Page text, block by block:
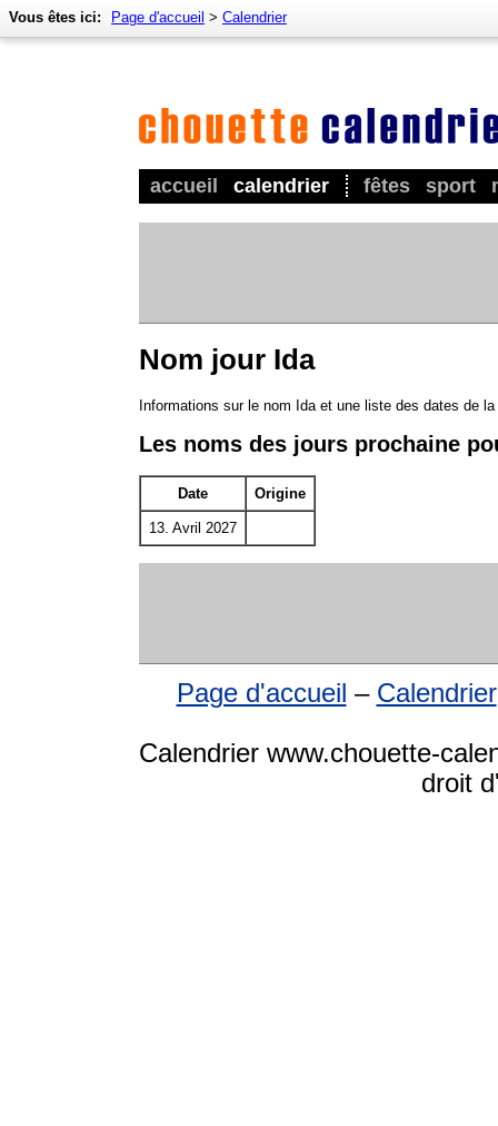
accueil calendrier fêtes sport
Vous êtes ici: Page d'accueil > Calendrier
Nom jour Ida
Informations sur le nom Ida et une liste des dates de
Les noms des jours prochaine
Date Origine
13. Avril 2027
Page d'accueil – Calendrier
Calendrier www.chouette-
droit